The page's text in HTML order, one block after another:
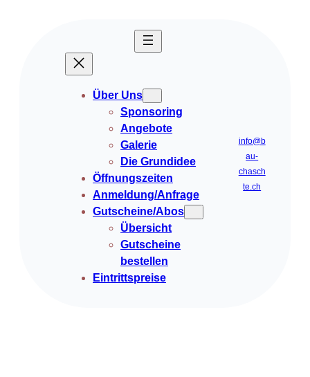
Über Uns
Sponsoring
Angebote
Galerie
Die Grundidee
Öffnungszeiten
Anmeldung/Anfrage
Gutscheine/Abos
Übersicht
Gutscheine
bestellen
Eintrittspreise
info@b
au-
chasch
te.ch